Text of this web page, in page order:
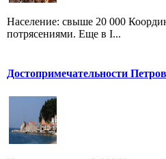
Население: свыше 20 000
потрясениями. Еще в I...
Достопримечательности